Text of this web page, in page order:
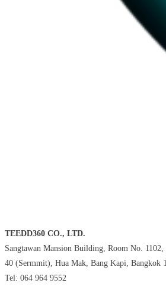
TEEDD360 CO., LTD.
Sangtawan Mansion Building, Room No.
40 (Sermmit), Hua Mak, Bang Kapi, Bangkok
Tel: 064 964 9552